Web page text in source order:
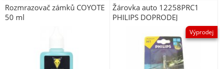
Rozmrazovač zámků COYOTE
50 ml
Žárovka auto 12258PRC1
PHILIPS DOPRODEJ
Výprodej